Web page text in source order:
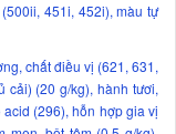
451i, 452i), màu tự
chất điều vị (621, 631,
cải) (20 g/kg), hành tươi,
(296), hỗn hợp gia vị